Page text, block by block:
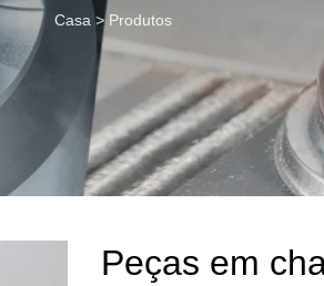
Casa > Produtos
Peças em